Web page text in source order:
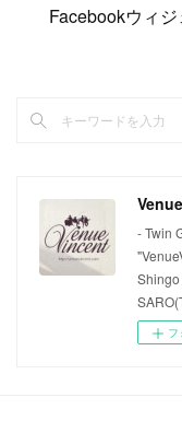
Facebookウィジ
- Twin
フ